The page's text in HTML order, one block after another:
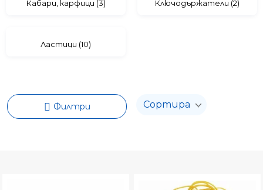
Жълт
Зелен
Кабари, карфици (3) Ключодържатели (2)
Ластици (10)
Филтри